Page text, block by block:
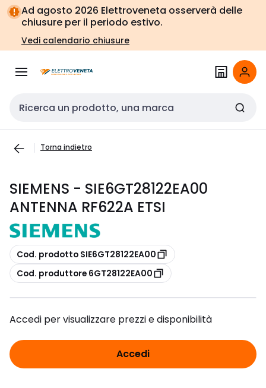
Vai alla
navigazione
Vai
alla
pagina
Ad agosto 2026 Elettroveneta osserverà delle
chiusure per il periodo estivo.
Vedi calendario chiusure
Cerca input
Torna indietro
SIEMENS - SIE6GT28122EA00
ANTENNA RF622A ETSI
copia
Cod. prodotto SIE6GT28122EA00
copia
Cod. produttore 6GT28122EA00
Accedi per visualizzare prezzi e disponibilità
Accedi